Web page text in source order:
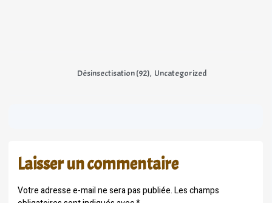
Désinsectisation (92), Uncategorized
Laisser un commentaire
Votre adresse e-mail ne sera pas publiée.Les champs